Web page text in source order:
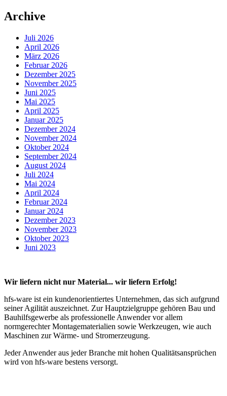
Archive
Juli 2026
April 2026
März 2026
Februar 2026
Dezember 2025
November 2025
Juni 2025
Mai 2025
April 2025
Januar 2025
Dezember 2024
November 2024
Oktober 2024
September 2024
August 2024
Juli 2024
Mai 2024
April 2024
Februar 2024
Januar 2024
Dezember 2023
November 2023
Oktober 2023
Juni 2023
Wir liefern nicht nur Material... wir liefern Erfolg!
hfs-ware ist ein kundenorientiertes Unternehmen, das sich aufgrund
seiner Agilität auszeichnet. Zur Hauptzielgruppe gehören Bau und
Bauhilfsgewerbe als professionelle Anwender vor allem
normgerechter Montagematerialien sowie Werkzeugen, wie auch
Maschinen zur Wärme- und Stromerzeugung.
Jeder Anwender aus jeder Branche mit hohen Qualitätsansprüchen
wird von hfs-ware bestens versorgt.